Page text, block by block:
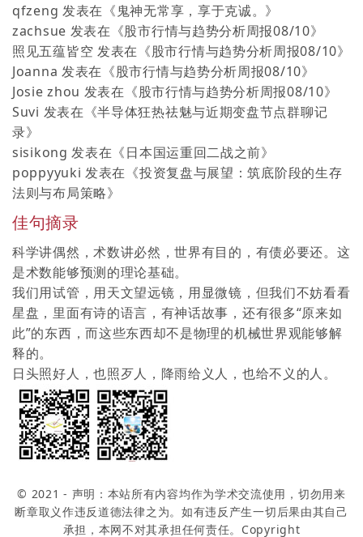
qfzeng 发表在《鬼神无常享，享于克诚。 》
zachsue 发表在《股市行情与趋势分析周报08/10》
照见五蕴皆空 发表在《股市行情与趋势分析周报08/10》
Joanna 发表在《股市行情与趋势分析周报08/10》
Josie zhou 发表在《股市行情与趋势分析周报08/10》
Suvi 发表在《半导体狂热祛魅与近期变盘节点群聊记
录》
sisikong 发表在《日本国运重回二战之前》
poppyyuki 发表在《投资复盘与展望：筑底阶段的生存
法则与布局策略》
佳句摘录
科学讲偶然，术数讲必然，世界有目的，有债必要还。这
是术数能够预测的理论基础。
我们用试管，用天文望远镜，用显微镜，但我们不妨看看
星盘，里面有诗的语言，有神话故事，还有很多“原来如
此”的东西，而这些东西却不是物理的机械世界观能够解
释的。
日头照好人，也照歹人，降雨给义人，也给不义的人。
© 2021 - 声明：本站所有内容均作为学术交流使用，切勿用来
断章取义作违反道德法律之为。如有违反产生一切后果由其自己
承担，本网不对其承担任何责任。Copyright